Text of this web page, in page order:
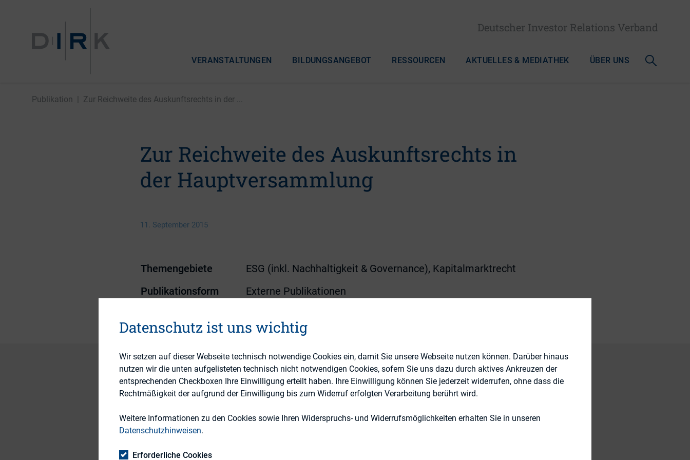
Deutscher Investor Relations Verband
VERANSTALTUNGEN BILDUNGSANGEBOT RESSOURCEN AKTUELLES & MEDIATHEK ÜBER UNS
Publikation Zur Reichweite des Auskunftsrechts in der ...
Zur Reichweite des Auskunftsrechts in
der Hauptversammlung
11. September 2015
Themengebiete
ESG (inkl. Nachhaltigkeit & Governance), Kapitalmarktrecht
Publikationsform
Externe Publikationen
OLG München, Urteil vom 11.06.2015, Az. 23 U 4375/14, BeckRS 2015, 11164
Das OLG München hat entschieden, dass das Auskunftsrecht der Aktionäre in der
Hauptversammlung gemäß § 131 AktG grundsätzlich nur einen Anspruch auf Erteilung
Datenschutz ist uns wichtig
Wir setzen auf dieser Webseite technisch notwendige Cookies ein, damit Sie unsere Webseite nutzen können. Darüber hinaus
nutzen wir die unten aufgelisteten technisch nicht notwendigen Cookies, sofern Sie uns dazu durch aktives Ankreuzen der
entsprechenden Checkboxen Ihre Einwilligung erteilt haben. Ihre Einwilligung können Sie jederzeit widerrufen, ohne dass die
Rechtmäßigkeit der aufgrund der Einwilligung bis zum Widerruf erfolgten Verarbeitung berührt wird.
Weitere Informationen zu den Cookies sowie Ihren Widerspruchs- und Widerrufsmöglichkeiten erhalten Sie in unseren
Datenschutzhinweisen.
Erforderliche Cookies